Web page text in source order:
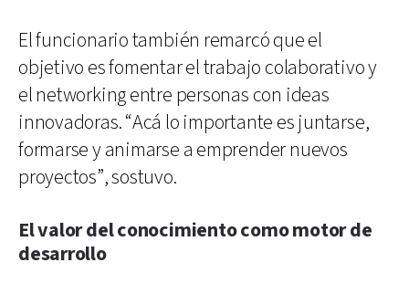
El funcionario también remarcó que el
objetivo es fomentar el trabajo colaborativo y
el networking entre personas con ideas
innovadoras. “Acá lo importante es juntarse,
formarse y animarse a emprender nuevos
proyectos”, sostuvo.
El valor del conocimiento como motor de
desarrollo